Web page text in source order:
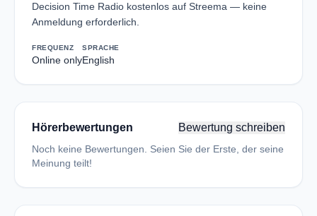
Decision Time Radio kostenlos auf Streema — keine
Anmeldung erforderlich.
FREQUENZ
Online only
SPRACHE
English
Hörerbewertungen Bewertung schreiben
Noch keine Bewertungen. Seien Sie der Erste, der seine
Meinung teilt!